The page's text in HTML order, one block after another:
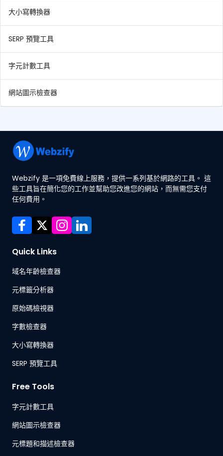
大小寫轉換器
SERP 預覽工具
字元計數工具
網站圖示檢查器
Webzify 是一項免費線上服務，提供一系列基於網路的工具。 這
些工具旨在簡化您的工作並幫助您改進您的網站，而無需您支付
任何費用。
Quick Links
域名年齡檢查器
元標籤分析器
原始碼檢視器
字數檢查器
大小寫轉換器
SERP 預覽工具
Free Tools
字元計數工具
網站圖示檢查器
元標題和描述檢查器